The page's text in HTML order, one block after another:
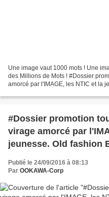
Une image vaut 1000 mots ! Une
des Millions de Mots ! #Dossier
amorcé par l'IMAGE, les NTIC et la
#Dossier promotion
virage amorcé par
jeunesse. Old fashion
Publié le 24/09/2016 à 08:13
Par OOKAWA-Corp